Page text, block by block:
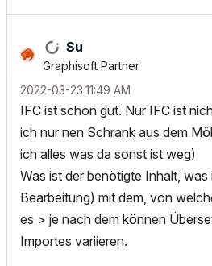
Su
Graphisoft Partner
‎2022-03-23 11:49 AM
IFC ist schon gut. Nur IFC ist
ich nur nen Schrank aus dem
ich alles was da sonst ist weg)
Was ist der benötigte Inhalt,
Bearbeitung) mit dem, von
es > je nach dem können
Importes variieren.